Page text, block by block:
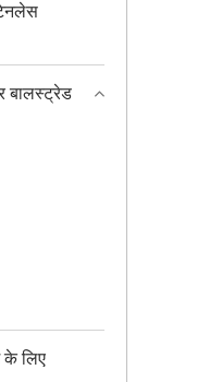
बालस्ट्रेड
के लिए